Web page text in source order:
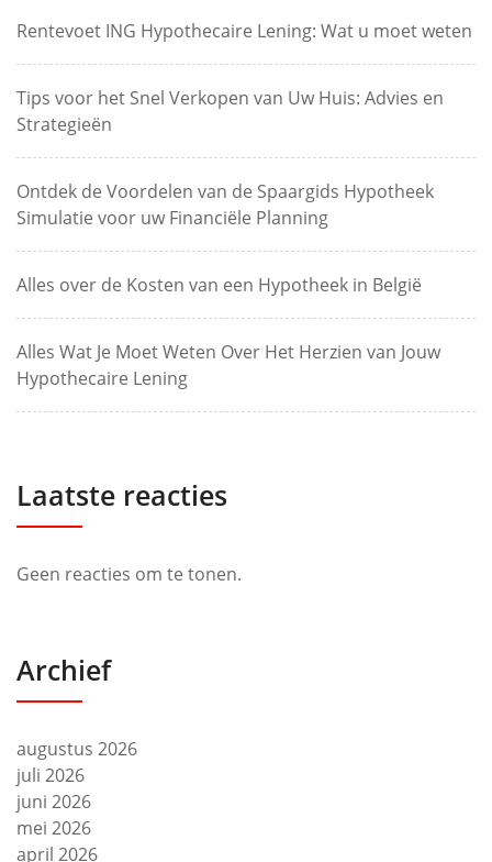
Rentevoet ING Hypothecaire Lening: Wat u moet weten
Tips voor het Snel Verkopen van Uw Huis: Advies en
Strategieën
Ontdek de Voordelen van de Spaargids Hypotheek
Simulatie voor uw Financiële Planning
Alles over de Kosten van een Hypotheek in België
Alles Wat Je Moet Weten Over Het Herzien van Jouw
Hypothecaire Lening
Laatste reacties
Geen reacties om te tonen.
Archief
augustus 2026
juli 2026
juni 2026
mei 2026
april 2026